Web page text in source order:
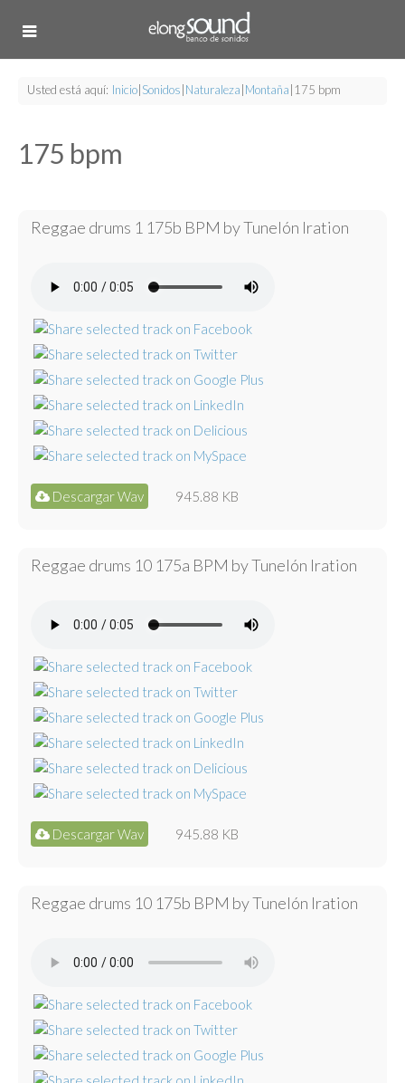
Usted está aquí: Inicio Sonidos Naturaleza Montaña 175 bpm
175 bpm
Reggae drums 1 175b BPM by Tunelón Iration
Descargar Wav 945.88 KB
Reggae drums 10 175a BPM by Tunelón Iration
Descargar Wav 945.88 KB
Reggae drums 10 175b BPM by Tunelón Iration